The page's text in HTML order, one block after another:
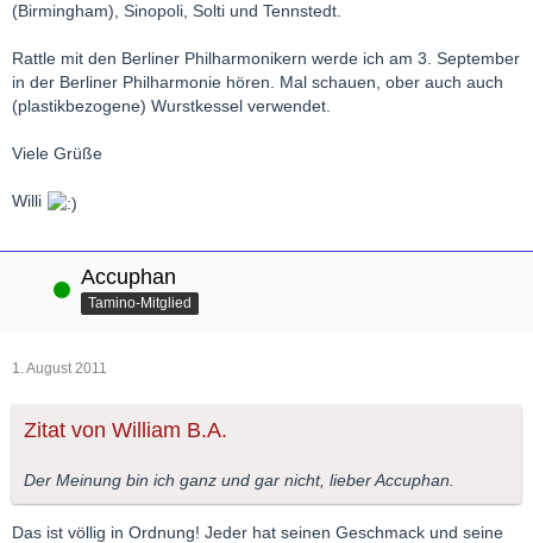
(Birmingham), Sinopoli, Solti und Tennstedt.
Rattle mit den Berliner Philharmonikern werde ich am 3. September
in der Berliner Philharmonie hören. Mal schauen, ober auch auch
(plastikbezogene) Wurstkessel verwendet.
Viele Grüße
Willi
Online Accuphan
Tamino-Mitglied
1. August 2011
Zitat von William B.A.
Der Meinung bin ich ganz und gar nicht, lieber Accuphan.
Das ist völlig in Ordnung! Jeder hat seinen Geschmack und seine